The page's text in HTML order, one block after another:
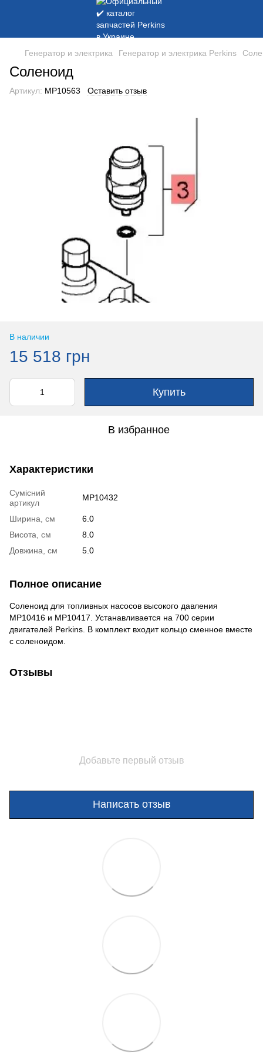
Генератор и электрика Генератор и электрика Perkins
Соленоид
Артикул: MP10563 Оставить отзыв
В наличии
15 518 грн
Купить
В избранное
Характеристики
Сумісний
артикул
MP10432
Ширина, см
6.0
Висота, см
8.0
Довжина, см
5.0
Полное описание
Соленоид для топливных насосов высокого давления
MP10416 и MP10417. Устанавливается на 700 серии
двигателей Perkins. В комплект входит кольцо сменное вместе
с соленоидом.
Отзывы
Добавьте первый отзыв
Написать отзыв